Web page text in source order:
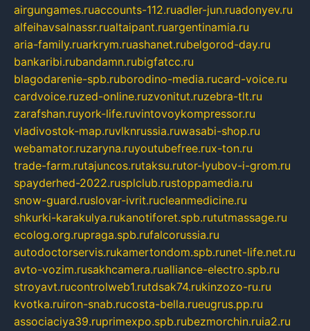
airgungames.ruaccounts-112.ruadler-jun.ruadonyev.ru
alfeihavsalnassr.rualtaipant.ruargentinamia.ru
aria-family.ruarkrym.ruashanet.rubelgorod-day.ru
bankaribi.rubandamn.rubigfatcc.ru
blagodarenie-spb.ruborodino-media.rucard-voice.ru
cardvoice.ruzed-online.ruzvonitut.ruzebra-tlt.ru
zarafshan.ruyork-life.ruvintovoykompressor.ru
vladivostok-map.ruvlknrussia.ruwasabi-shop.ru
webamator.ruzaryna.ruyoutubefree.rux-ton.ru
trade-farm.rutajuncos.rutaksu.rutor-lyubov-i-grom.ru
spayderhed-2022.rusplclub.rustoppamedia.ru
snow-guard.ruslovar-ivrit.rucleanmedicine.ru
shkurki-karakulya.rukanotiforet.spb.rututmassage.ru
ecolog.org.rupraga.spb.rufalcorussia.ru
autodoctorservis.rukamertondom.spb.runet-life.net.ru
avto-vozim.rusakhcamera.rualliance-electro.spb.ru
stroyavt.rucontrolweb1.rutdsak74.rukinzozo-ru.ru
kvotka.ruiron-snab.rucosta-bella.rueugrus.pp.ru
associaciya39.ruprimexpo.spb.rubezmorchin.ruia2.ru